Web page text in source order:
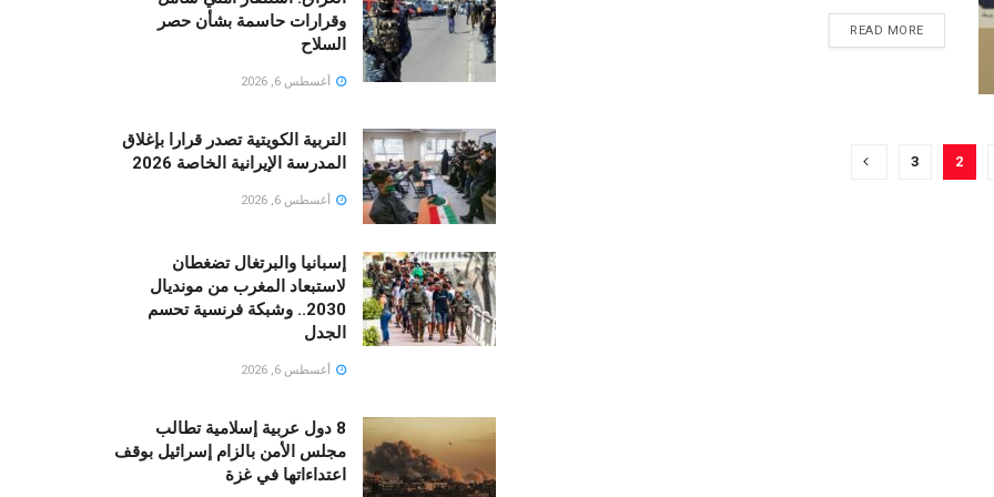
READ MORE
2
3
وقرارات حاسمة بشأن حصر
السلاح
أغسطس 6, 2026
التربية الكويتية تصدر قرارا بإغلاق
المدرسة الإيرانية الخاصة 2026
أغسطس 6, 2026
إسبانيا والبرتغال تضغطان
لاستبعاد المغرب من مونديال
2030.. وشبكة فرنسية تحسم
الجدل
أغسطس 6, 2026
8 دول عربية إسلامية تطالب
مجلس الأمن بالزام إسرائيل بوقف
اعتداءاتها في غزة